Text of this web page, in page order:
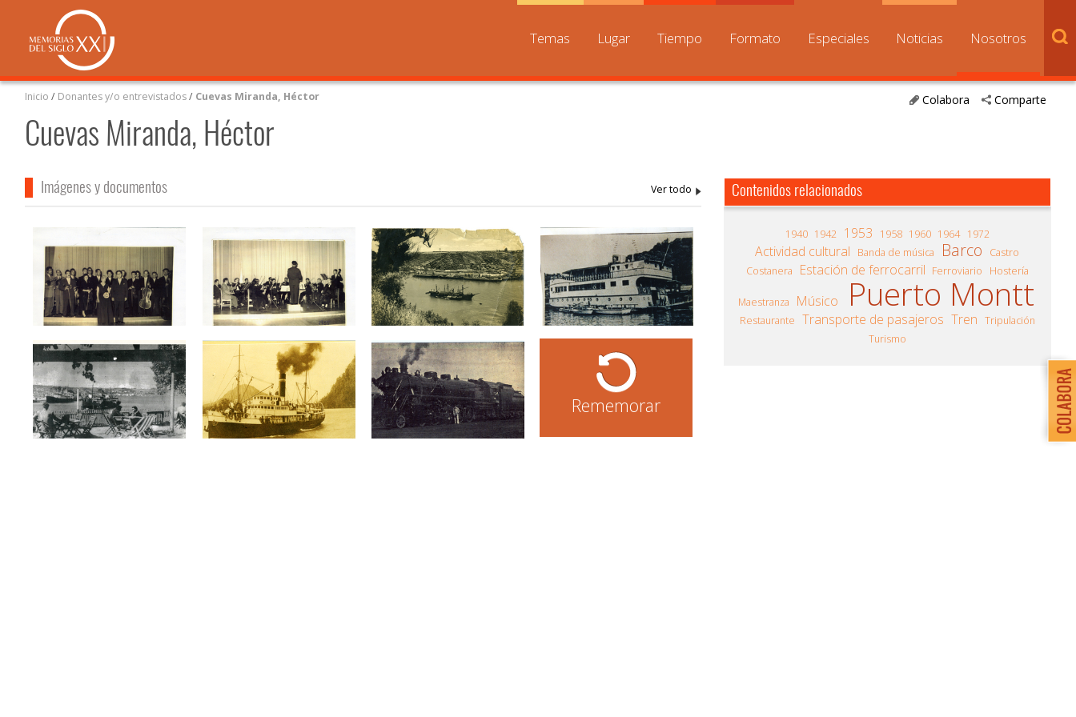
Temas Lugar Tiempo Formato Especiales Noticias Nosotros
Comparte
Colabora
Inicio / Donantes y/o entrevistados/ Cuevas Miranda, Héctor
Cuevas Miranda, Héctor
Imágenes y documentos
Rememorar
Contenidos relacionados
1940 1942 1953 1958 1960 1964 1972
Actividad cultural Banda de música Barco
Castro
Costanera
Estación de ferrocarril Ferroviario Hostería
Maestranza Músico Puerto Montt
Restaurante Transporte de pasajeros Tren Tripulación
Turismo